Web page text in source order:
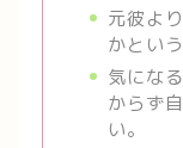
元彼よ
かという
気にな
からず
い。